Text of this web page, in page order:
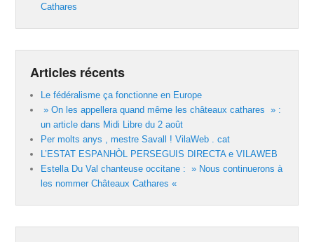
Cathares
Articles récents
Le fédéralisme ça fonctionne en Europe
» On les appellera quand même les châteaux cathares » :
un article dans Midi Libre du 2 août
Per molts anys , mestre Savall ! VilaWeb . cat
L’ESTAT ESPANHÒL PERSEGUIS DIRECTA e VILAWEB
Estella Du Val chanteuse occitane : » Nous continuerons à
les nommer Châteaux Cathares «